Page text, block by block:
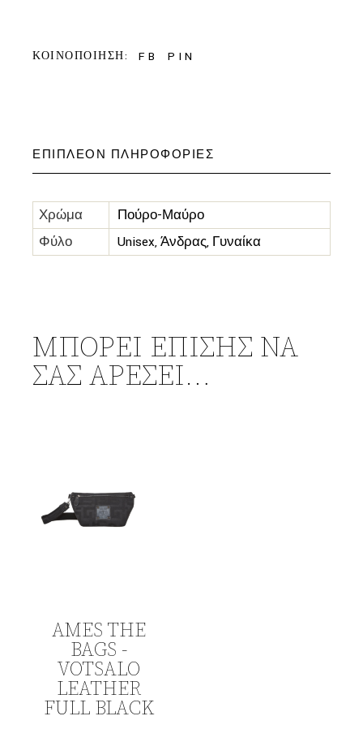
ΚΟΙΝΟΠΟΙΗΣΗ: FB PIN
ΕΠΙΠΛΈΟΝ ΠΛΗΡΟΦΟΡΊΕΣ
Χρώμα
Πούρο-Μαύρο
Φύλο
Unisex, Άνδρας, Γυναίκα
ΜΠΟΡΕΊ ΕΠΊΣΗΣ ΝΑ
ΣΑΣ ΑΡΈΣΕΙ…
AMES THE
BAGS -
VOTSALO
LEATHER
FULL BLACK